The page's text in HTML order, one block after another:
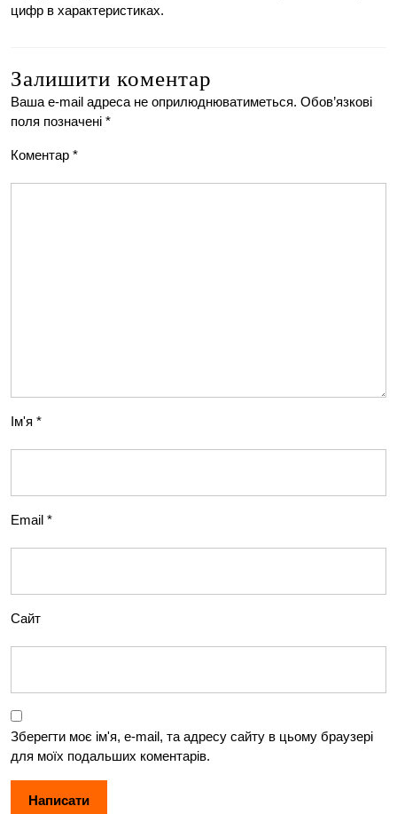
цифр в характеристиках.
Залишити коментар
Ваша e-mail адреса не оприлюднюватиметься. Обов’язкові
поля позначені *
Коментар *
Ім'я *
Email *
Сайт
Зберегти моє ім'я, e-mail, та адресу сайту в цьому браузері
для моїх подальших коментарів.